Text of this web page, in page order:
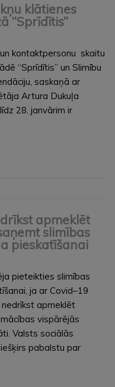
klātienes
“Sprīdītis”
kontaktpersonu skaitu
“Sprīdītis” un Slimību
saskaņā ar
Artura Dukuļa
28. janvārim ir
apmeklēt
slimības
pieskatīšanai
pieteikties slimības
ja ar Covid–19
apmeklēt
vispārējās
Valsts sociālās
pabalstu par